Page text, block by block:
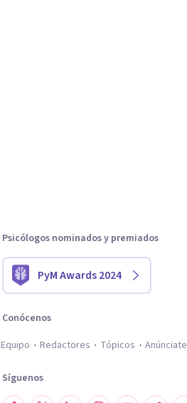
Psicólogos nominados y premiados
PyM Awards 2024
Conócenos
Equipo
Redactores Tópicos Anúnciate
Síguenos